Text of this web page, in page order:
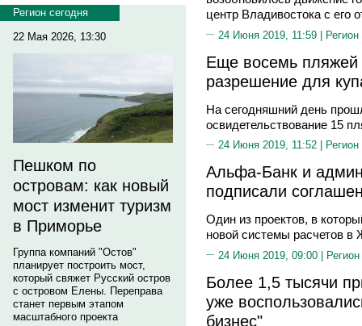
Регион сегодня
22 Мая 2026, 13:30
Пешком по
островам: как новый
мост изменит туризм
в Приморье
Группа компаний "Остов"
планирует построить мост,
который свяжет Русский остров
с островом Елены. Переправа
станет первым этапом
масштабного проекта
центр Владивостока с его
24 Июня 2019, 11:59 | Регион
Еще восемь пляжей
разрешение для
На сегодняшний день
освидетельствование 15
24 Июня 2019, 11:52 |
Альфа-Банк и
подписали
Один из проектов, в
новой системы расчетов в
24 Июня 2019, 09:00 |
Более 1,5 тысячи
уже
бизнес"